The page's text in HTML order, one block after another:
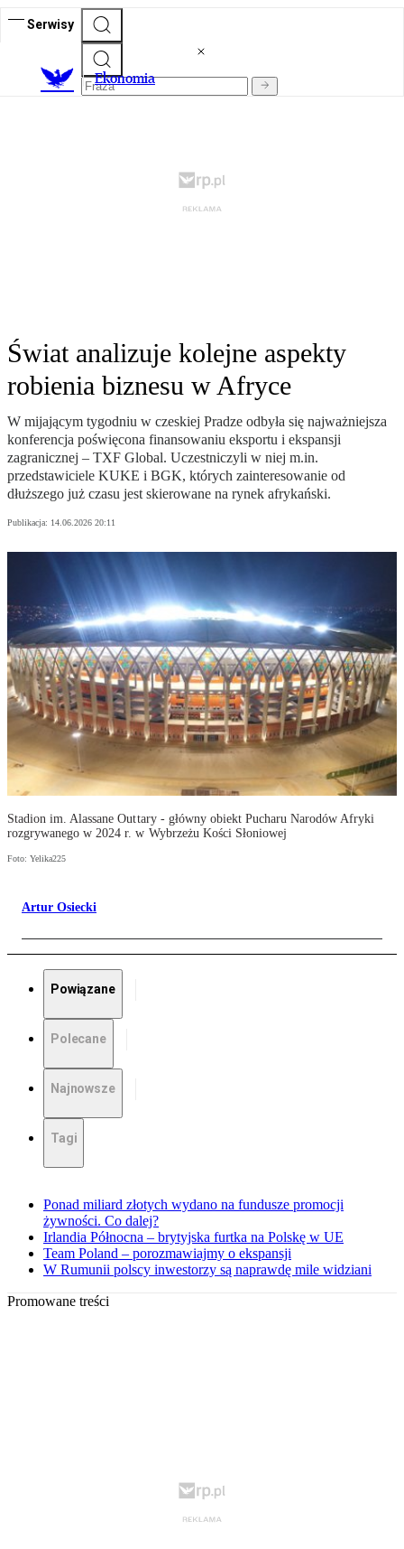
Serwisy
Ekonomia
Świat analizuje kolejne aspekty
robienia biznesu w Afryce
W mijającym tygodniu w czeskiej Pradze odbyła się najważniejsza
konferencja poświęcona finansowaniu eksportu i ekspansji
zagranicznej – TXF Global. Uczestniczyli w niej m.in.
przedstawiciele KUKE i BGK, których zainteresowanie od
dłuższego już czasu jest skierowane na rynek afrykański.
Publikacja: 14.06.2026 20:11
Stadion im. Alassane Outtary - główny obiekt Pucharu Narodów Afryki
rozgrywanego w 2024 r. w Wybrzeżu Kości Słoniowej
Foto: Yelika225
Artur Osiecki
Powiązane
Polecane
Najnowsze
Tagi
Ponad miliard złotych wydano na fundusze promocji
żywności. Co dalej?
Irlandia Północna – brytyjska furtka na Polskę w UE
Team Poland – porozmawiajmy o ekspansji
W Rumunii polscy inwestorzy są naprawdę mile widziani
Promowane treści